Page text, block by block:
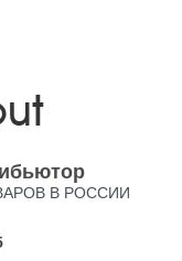
В РОССИИ